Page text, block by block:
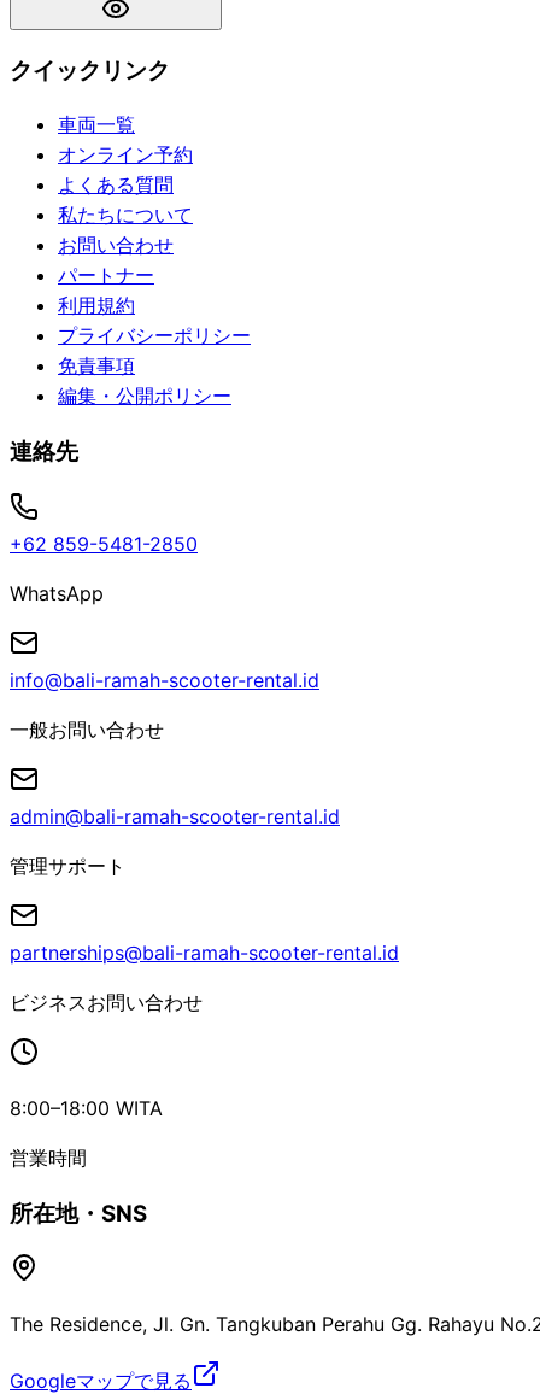
クイックリンク
車両一覧
オンライン予約
よくある質問
私たちについて
お問い合わせ
パートナー
利用規約
プライバシーポリシー
免責事項
編集・公開ポリシー
連絡先
+62 859-5481-2850
WhatsApp
info@bali-ramah-scooter-rental.id
一般お問い合わせ
admin@bali-ramah-scooter-rental.id
管理サポート
partnerships@bali-ramah-scooter-rental.id
ビジネスお問い合わせ
8:00–18:00 WITA
営業時間
所在地・SNS
The Residence, Jl. Gn. Tangkuban Perahu Gg. Rahayu
Googleマップで見る